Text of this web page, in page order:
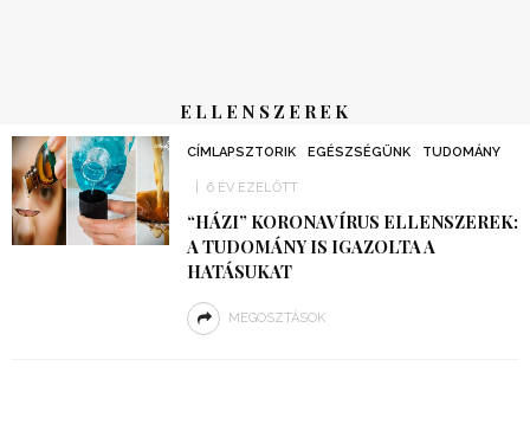
ELLENSZEREK
CÍMLAPSZTORIK EGÉSZSÉGÜNK TUDOMÁNY
6 ÉV EZELŐTT
“HÁZI” KORONAVÍRUS ELLENSZEREK:
A TUDOMÁNY IS IGAZOLTA A
HATÁSUKAT
MEGOSZTÁSOK